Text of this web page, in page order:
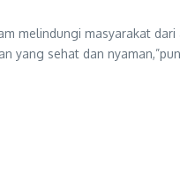
melindungi masyarakat dari
yang sehat dan